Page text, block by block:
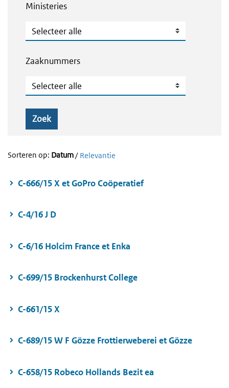
Ministeries
Ministeries
Zaaknummers
Zaaknummers
Zoek
Sorteren op: Datum/ Relevantie
C-666/15 X et GoPro Coöperatief
C-4/16 J D
C-6/16 Holcim France et Enka
C-699/15 Brockenhurst College
C-661/15 X
C-689/15 W F Gözze Frottierweberei et Gözze
C-658/15 Robeco Hollands Bezit ea